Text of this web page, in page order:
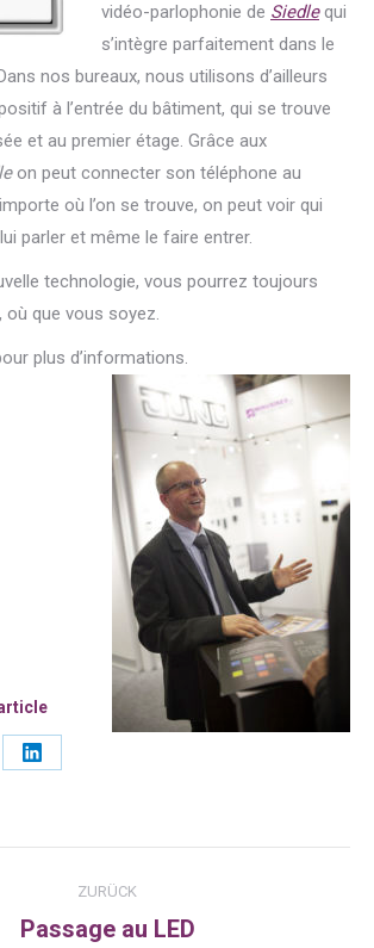
vidéo-parlophonie de Siedlequi
s’intègre parfaitement dans le
nos bureaux, nous utilisons d’ailleurs
à l’entrée du bâtiment, qui se trouve
et au premier étage. Grâce aux
on peut connecter son téléphone au
où l’on se trouve, on peut voir qui
parler et même le faire entrer.
technologie, vous pourrez toujours
où que vous soyez.
plus d’informations.
Share
ZURÜCK
Vorheriger
Passage au LED